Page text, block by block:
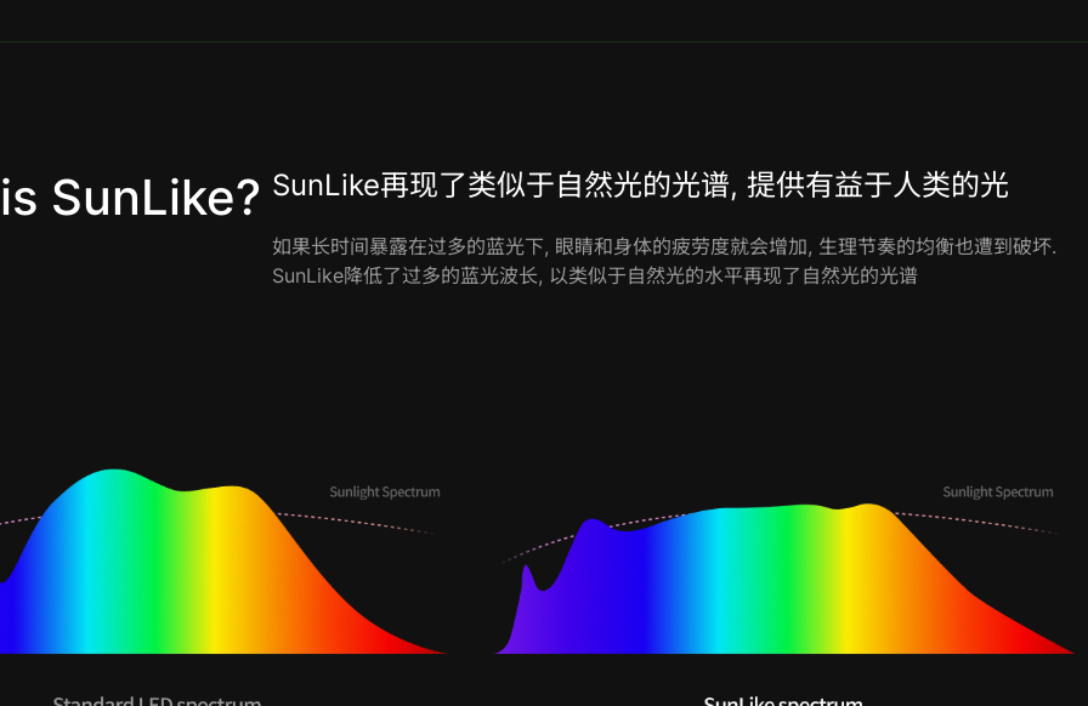
SunLike? SunLike再现了类似于自然光的光谱, 提供有益于人类的光​
如果长时间暴露在过多的蓝光下, 眼睛和身体的疲劳度就会增加, 生理节奏的均衡也遭到破坏.
SunLike降低了过多的蓝光波长, 以类似于自然光的水平再现了自然光的光谱